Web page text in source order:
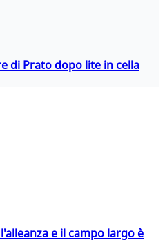
di Prato dopo lite in cella
e il campo largo è